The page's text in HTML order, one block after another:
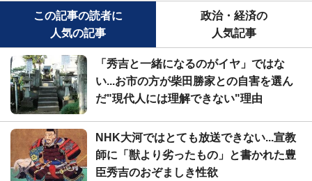
この記事の読者に
人気の記事
政治・経済の
人気記事
「秀吉と一緒になるのがイヤ」ではな
い...お市の方が柴田勝家との自害を選ん
だ"現代人には理解できない"理由
NHK大河ではとても放送できない...宣教
師に「獣より劣ったもの」と書かれた豊
臣秀吉のおぞましき性欲